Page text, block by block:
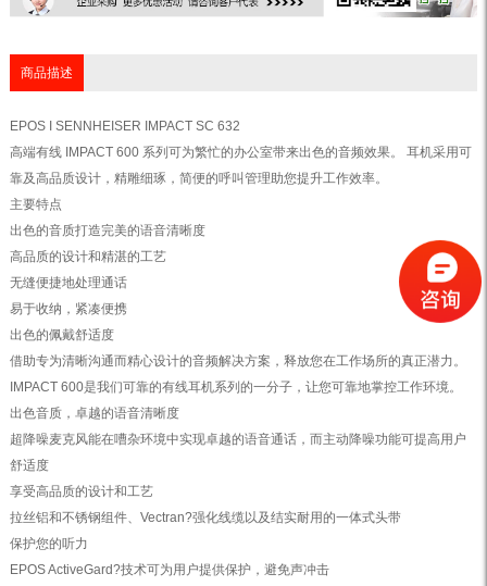
商品描述
EPOS I SENNHEISER IMPACT SC 632
高端有线 IMPACT 600 系列可为繁忙的办公室带来出色的音频效果。 耳机采用可
靠及高品质设计，精雕细琢，简便的呼叫管理助您提升工作效率。
主要特点
出色的音质打造完美的语音清晰度
高品质的设计和精湛的工艺
无缝便捷地处理通话
易于收纳，紧凑便携
出色的佩戴舒适度
借助专为清晰沟通而精心设计的音频解决方案，释放您在工作场所的真正潜力。
IMPACT 600是我们可靠的有线耳机系列的一分子，让您可靠地掌控工作环境。
出色音质，卓越的语音清晰度
超降噪麦克风能在嘈杂环境中实现卓越的语音通话，而主动降噪功能可提高用户
舒适度
享受高品质的设计和工艺
拉丝铝和不锈钢组件、Vectran?强化线缆以及结实耐用的一体式头带
保护您的听力
EPOS ActiveGard?技术可为用户提供保护，避免声冲击